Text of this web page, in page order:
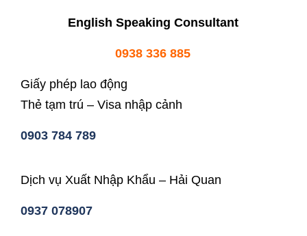
English Speaking Consultant
0938 336 885
Giấy phép lao động
Thẻ tạm trú – Visa nhập cảnh
0903 784 789
Dịch vụ Xuất Nhập Khẩu – Hải Quan
0937 078907